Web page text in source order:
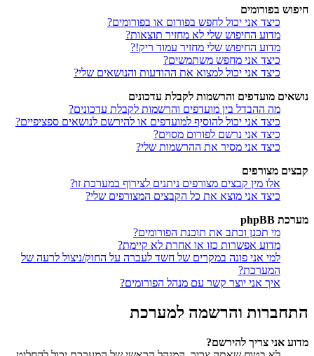
חיפוש בפורומים
כיצד אני יכול לחפש בפורום או בפורומים?
מדוע החיפוש שלי לא מחזיר תוצאות?
מדוע החיפוש שלי מחזיר עמוד ריק!?
כיצד אני מחפש משתמשים?
כיצד אני יכול למצוא את ההודעות והנושאים שלי?
נושאים מועדפים והרשמות לקבלת עדכונים
מה ההבדל בין מועדפים והרשמות לקבלת עדכונים?
כיצד אני יכול להוסיף למועדפים או להירשם לנושאים ספציפיים?
כיצד אני נרשם לפורום מסוים?
כיצד אני מסיר את ההרשמות שלי?
קבצים מצורפים
אלו מין קבצים מצורפים ניתנים לצירוף במערכת זו?
כיצד אני מוצא את כל הקבצים המצורפים שלי?
מערכת phpBB
מי תכנן וכתב את תוכנת הפורומים?
מדוע אפשרות כזו או אחרת לא קיימת?
למי אני פונה במקרים של חשד לעברה על החוק/ניצול לרעה של
המערכת?
איך אני יוצר קשר עם מנהל הפורומים?
התחברות והרשמה למערכת
מדוע אני צריך להירשם?